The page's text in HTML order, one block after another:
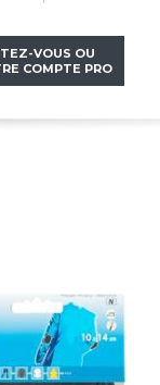
VOUS OU
COMPTE PRO